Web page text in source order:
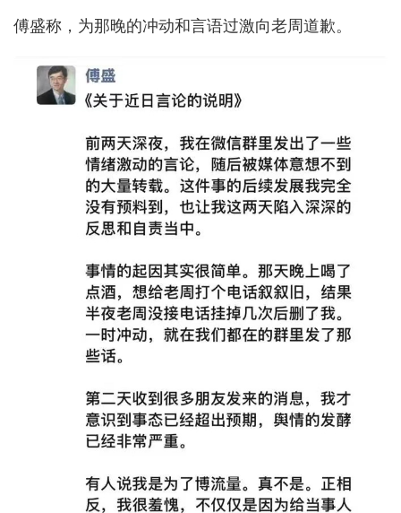
傅盛称，为那晚的冲动和言语过激向老周道歉。